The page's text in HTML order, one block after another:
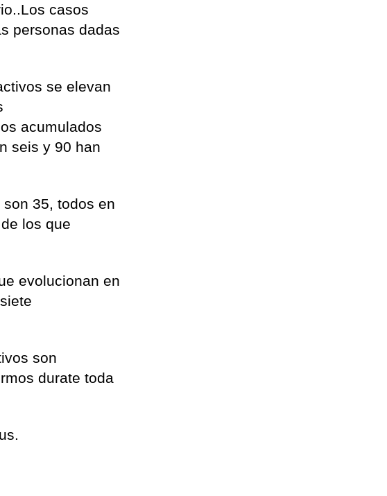
casos
personas dadas
se elevan
acumulados
seis y 90 han
35, todos en
los que
evolucionan en
son
durate toda